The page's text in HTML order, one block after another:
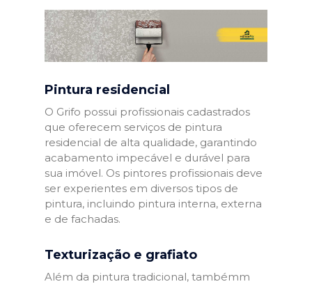
Pintura residencial
O Grifo possui profissionais cadastrados
que oferecem serviços de pintura
residencial de alta qualidade, garantindo
acabamento impecável e durável para
sua imóvel. Os pintores profissionais deve
ser experientes em diversos tipos de
pintura, incluindo pintura interna, externa
e de fachadas.
Texturização e grafiato
Além da pintura tradicional, tambémm